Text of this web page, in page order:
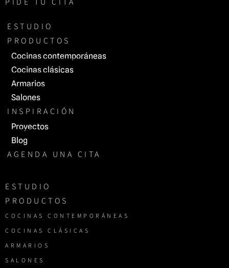
PIDE TU CITA
ESTUDIO
PRODUCTOS
Cocinas contemporáneas
Cocinas clásicas
Armarios
Salones
INSPIRACIÓN
Proyectos
Blog
AGENDA UNA CITA
ESTUDIO
PRODUCTOS
COCINAS CONTEMPORÁNEAS
COCINAS CLÁSICAS
ARMARIOS
SALONES